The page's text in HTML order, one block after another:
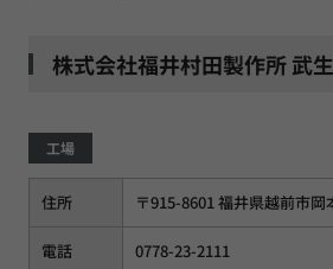
株式会社福井村田製作所 武
工場
住所 〒915-8601 福井県越前市岡
電話 0778-23-2111